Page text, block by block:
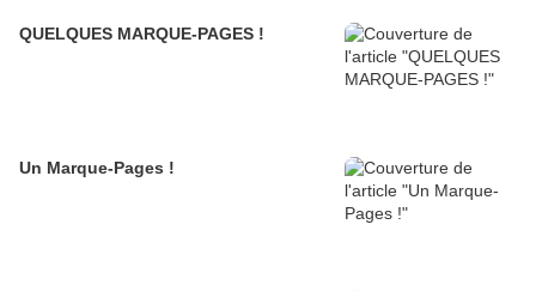
QUELQUES MARQUE-PAGES !
Un Marque-Pages !